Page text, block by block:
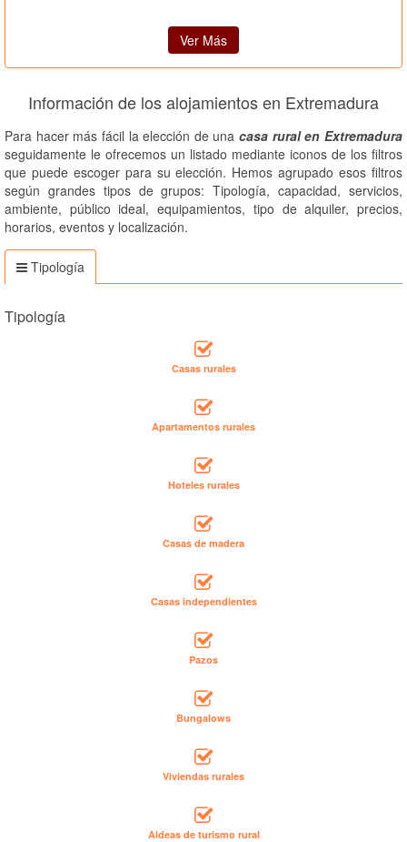
Ver Más
Información de los alojamientos en Extremadura
Para hacer más fácil la elección de unacasa rural en Extremadura
seguidamente le ofrecemos un listado mediante iconos de los filtros
que puede escoger para su elección. Hemos agrupado esos filtros
según grandes tipos de grupos: Tipología, capacidad, servicios,
ambiente, público ideal, equipamientos, tipo de alquiler, precios,
horarios, eventos y localización.
Tipología
Tipología
Casas rurales
Apartamentos rurales
Hoteles rurales
Casas de madera
Casas independientes
Pazos
Bungalows
Viviendas rurales
Aldeas de turismo rural